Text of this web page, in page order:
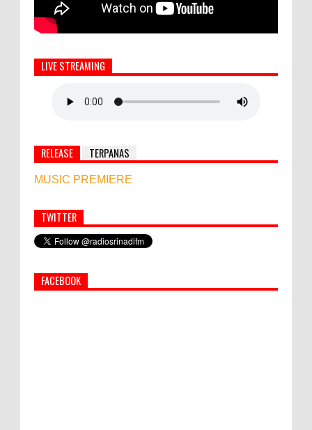
LIVE STREAMING
RELEASE TERPANAS
MUSIC PREMIERE
Simbol Persahabatan, RI Bangun Islamic Centre di
Afghanistan
PEMKAB KLUNGKUNG GELAR PASAR
TWITTER
FACEBOOK